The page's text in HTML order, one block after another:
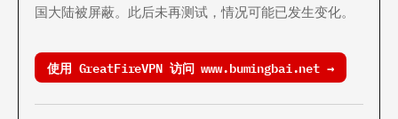
国大陆被屏蔽。此后未再测试，情况可能已发生变化。
使用 GreatFireVPN 访问 www.bumingbai.net →